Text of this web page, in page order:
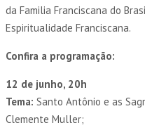
da Familia Franciscana do
Espiritualidade Franciscana.
Confira a programação:
12 de junho, 20h
Tema: Santo Antônio e as
Clemente Muller;